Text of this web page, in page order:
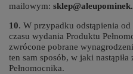
mailowym:
10. W przypadku odstąpienia
czasu wydania Produktu
zwrócone pobrane
ten sam sposób, w jaki nastąpiła
Pełnomocnika.